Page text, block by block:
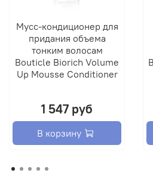
Мусс-кондиционер для
придания объема
тонким волосам
Bouticle Biorich Volume
Up Mousse Conditioner
1 547 руб
В корзину